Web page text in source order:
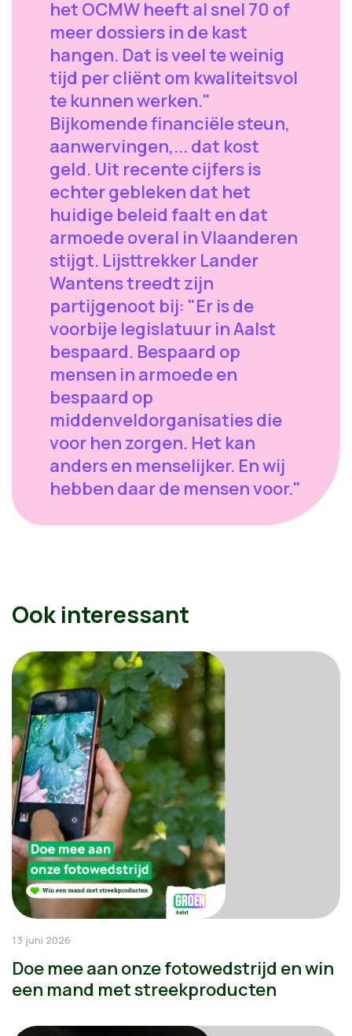
het OCMW heeft al snel 70 of
meer dossiers in de kast
hangen. Dat is veel te weinig
tijd per cliënt om kwaliteitsvol
te kunnen werken."
Bijkomende financiële steun,
aanwervingen,... dat kost
geld. Uit recente cijfers is
echter gebleken dat het
huidige beleid faalt en dat
armoede overal in Vlaanderen
stijgt. Lijsttrekker Lander
Wantens treedt zijn
partijgenoot bij: "Er is de
voorbije legislatuur in Aalst
bespaard. Bespaard op
mensen in armoede en
bespaard op
middenveldorganisaties die
voor hen zorgen. Het kan
anders en menselijker. En wij
hebben daar de mensen voor."
Ook interessant
13 juni 2026
Doe mee aan onze fotowedstrijd en win
een mand met streekproducten